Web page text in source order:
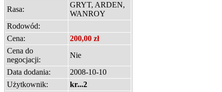
Rasa:
GRYT, ARDEN,
WANROY
Rodowód:
Cena:
200,00 zł
Cena do
negocjacji:
Nie
Data dodania:
2008-10-10
Użytkownik:
kr...2